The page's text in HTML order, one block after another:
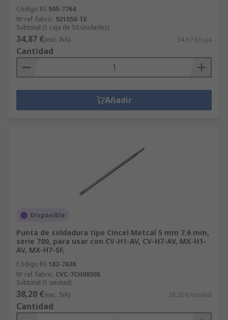
Código RS 505-7764
Nº ref. fabric. 921050-TE
Subtotal (1 caja de 50 unidades)
34,87 €(exc. IVA) 34,87 €/caja
Cantidad
Añadir
Disponible
Punta de soldadura tipo Cincel Metcal 5 mm 7.6 mm,
serie 700, para usar con CV-H1-AV, CV-H7-AV, MX-H1-
AV, MX-H7-SF,
Código RS 182-7638
Nº ref. fabric. CVC-7CH0050S
Subtotal (1 unidad)
38,20 €(exc. IVA) 38,20 €/unidad
Cantidad